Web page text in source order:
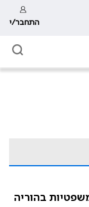
התחבר/י
בהוריה